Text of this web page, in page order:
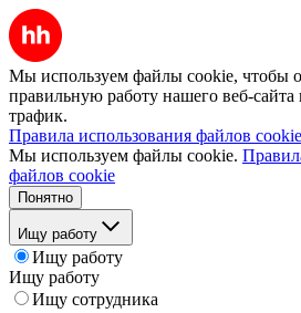
Мы используем файлы cookie, чтобы
правильную работу нашего веб-сайта
трафик.
Правила использования файлов cookie
Мы используем файлы cookie.
файлов cookie
Понятно
Ищу работу
Ищу работу
Ищу работу
Ищу сотрудника